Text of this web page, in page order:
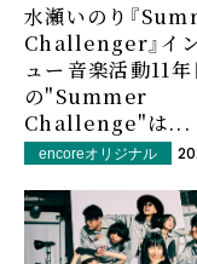
水瀬いのり『
Challenger』イ
ュー――音楽活動11年
の"Summer
Challenge"は...
encoreオリジナル